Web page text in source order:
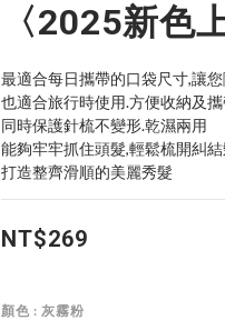
〈2025新色
最適合每日攜帶的口袋尺寸,讓
也適合旅行時使用.方便收納及
同時保護針梳不變形.乾濕兩用
能夠牢牢抓住頭髮,輕鬆梳開糾
打造整齊滑順的美麗秀髮
NT$269
顏色 : 灰霧粉